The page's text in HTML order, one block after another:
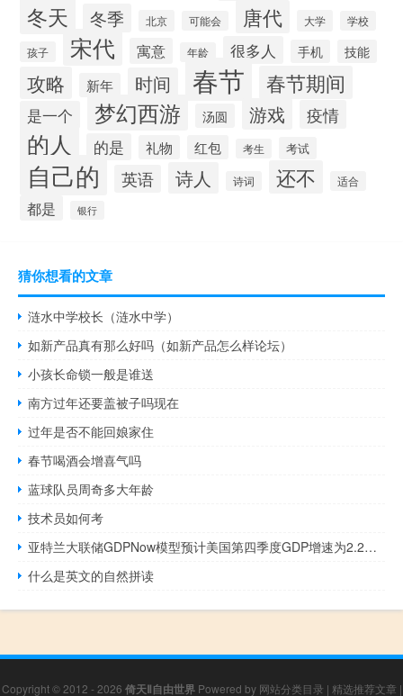
冬天 冬季 北京 可能会 唐代 大学 学校
孩子 宋代 寓意 年龄 很多人 手机 技能
攻略 新年 时间 春节 春节期间
是一个 梦幻西游 汤圆 游戏 疫情
的人 的是 礼物 红包 考生 考试
自己的 英语 诗人 诗词 还不 适合
都是 银行
猜你想看的文章
涟水中学校长（涟水中学）
如新产品真有那么好吗（如新产品怎么样论坛）
小孩长命锁一般是谁送
南方过年还要盖被子吗现在
过年是否不能回娘家住
春节喝酒会增喜气吗
蓝球队员周奇多大年龄
技术员如何考
亚特兰大联储GDPNow模型预计美国第四季度GDP增速为2.2%此前预计为2.1%
什么是英文的自然拼读
Copyright © 2012 - 2026 倚天Ⅱ自由世界Powered by 网站分类目录 | 精选推荐文章 |